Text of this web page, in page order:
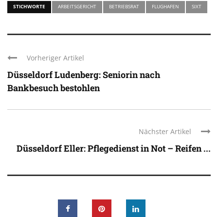
STICHWORTE ARBEITSGERICHT BETRIEBSRAT FLUGHAFEN SIXT
Vorheriger Artikel
Düsseldorf Ludenberg: Seniorin nach
Bankbesuch bestohlen
Nächster Artikel
Düsseldorf Eller: Pflegedienst in Not – Reifen ...